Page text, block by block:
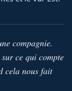
compagnie.
ce qui compte
cela nous fait